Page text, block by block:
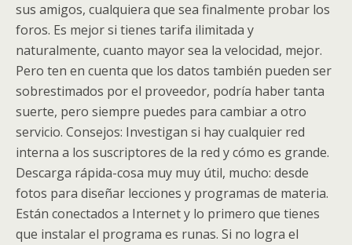
sus amigos, cualquiera que sea finalmente probar los
foros. Es mejor si tienes tarifa ilimitada y
naturalmente, cuanto mayor sea la velocidad, mejor.
Pero ten en cuenta que los datos también pueden ser
sobrestimados por el proveedor, podría haber tanta
suerte, pero siempre puedes para cambiar a otro
servicio. Consejos: Investigan si hay cualquier red
interna a los suscriptores de la red y cómo es grande.
Descarga rápida-cosa muy muy útil, mucho: desde
fotos para diseñar lecciones y programas de materia.
Están conectados a Internet y lo primero que tienes
que instalar el programa es runas. Si no logra el